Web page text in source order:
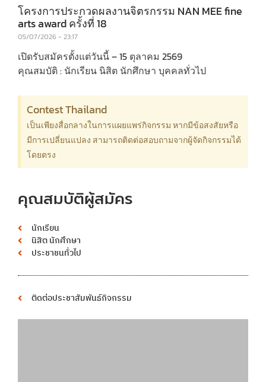
โครงการประกวดผลงานจิตรกรรม NAN MEE fine
arts award ครั้งที่ 18
05/07/2026 23:17
เปิดรับสมัครตั้งแต่วันนี้ – 15 ตุลาคม 2569
คุณสมบัติ : นักเรียน นิสิต นักศึกษา บุคคลทั่วไป
Contest Thailand
เป็นเพียงสื่อกลางในการแผยแพร่กิจกรรม หากมีข้อสงสัยหรือ
มีการเปลี่ยนแปลง สามารถติดต่อสอบถามจากผู้จัดกิจกรรมได้
โดยตรง
คุณสมบัติผู้สมัคร
นักเรียน
นิสิต นักศึกษา
ประชาชนทั่วไป
ติดต่อประชาสัมพันธ์กิจกรรม